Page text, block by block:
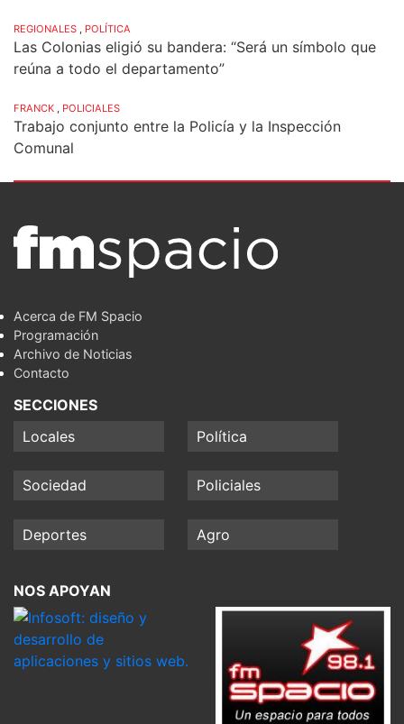
REGIONALES , POLÍTICA
Las Colonias eligió su bandera: “Será un símbolo que
reúna a todo el departamento”
FRANCK , POLICIALES
Trabajo conjunto entre la Policía y la Inspección
Comunal
Acerca de FM Spacio
Programación
Archivo de Noticias
Contacto
SECCIONES
Locales
Política
Sociedad Policiales
Deportes Agro
NOS APOYAN